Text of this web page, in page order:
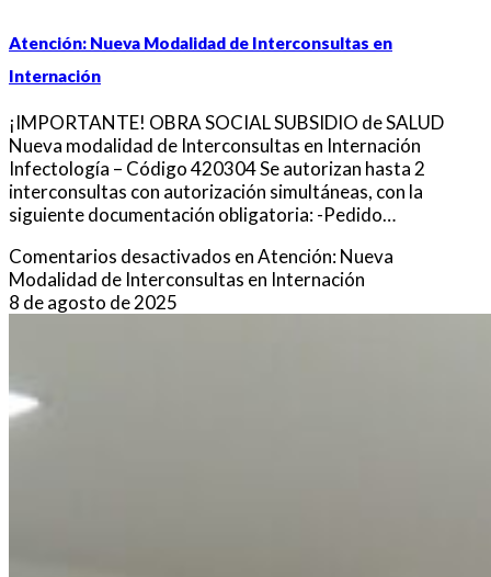
Atención: Nueva Modalidad de Interconsultas en
Internación
¡IMPORTANTE! OBRA SOCIAL SUBSIDIO de SALUD
Nueva modalidad de Interconsultas en Internación
Infectología – Código 420304 Se autorizan hasta 2
interconsultas con autorización simultáneas, con la
siguiente documentación obligatoria: -Pedido…
Comentarios desactivados en Atención: Nueva
Modalidad de Interconsultas en Internación
8 de agosto de 2025